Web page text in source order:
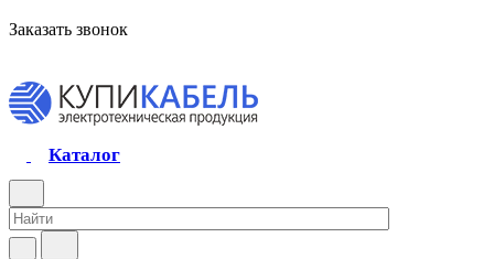
Заказать звонок
Каталог